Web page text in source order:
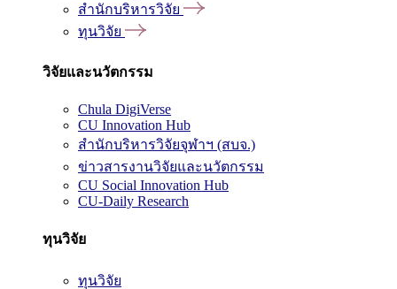
สำนักบริหารวิจัย
ทุนวิจัย
วิจัยและนวัตกรรม
Chula DigiVerse
CU Innovation Hub
สำนักบริหารวิจัยจุฬาฯ (สบจ.)
ข่าวสารงานวิจัยและนวัตกรรม
CU Social Innovation Hub
CU-Daily Research
ทุนวิจัย
ทุนวิจัย